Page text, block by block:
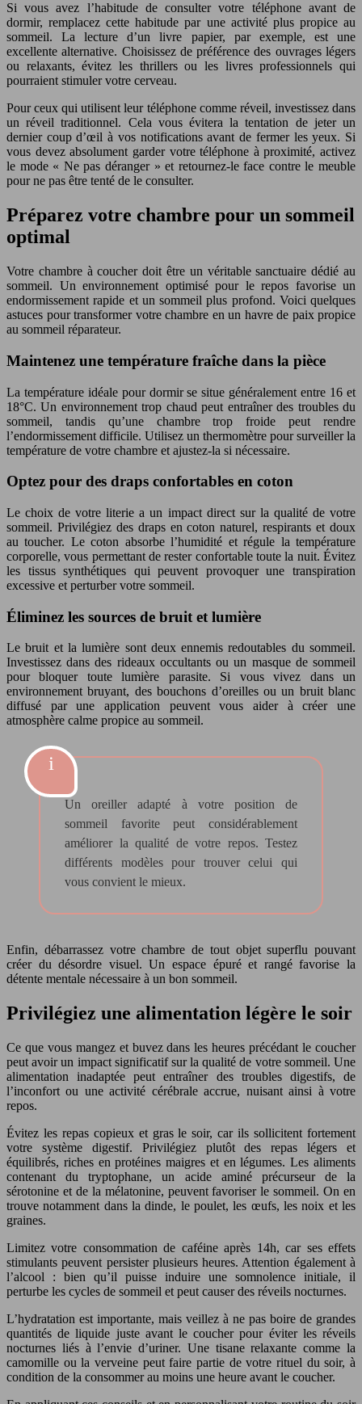
Si vous avez l’habitude de consulter votre téléphone avant de
dormir, remplacez cette habitude par une activité plus propice au
sommeil. La lecture d’un livre papier, par exemple, est une
excellente alternative. Choisissez de préférence des ouvrages légers
ou relaxants, évitez les thrillers ou les livres professionnels qui
pourraient stimuler votre cerveau.
Pour ceux qui utilisent leur téléphone comme réveil, investissez dans
un réveil traditionnel. Cela vous évitera la tentation de jeter un
dernier coup d’œil à vos notifications avant de fermer les yeux. Si
vous devez absolument garder votre téléphone à proximité, activez
le mode « Ne pas déranger » et retournez-le face contre le meuble
pour ne pas être tenté de le consulter.
Préparez votre chambre pour un sommeil
optimal
Votre chambre à coucher doit être un véritable sanctuaire dédié au
sommeil. Un environnement optimisé pour le repos favorise un
endormissement rapide et un sommeil plus profond. Voici quelques
astuces pour transformer votre chambre en un havre de paix propice
au sommeil réparateur.
Maintenez une température fraîche dans la pièce
La température idéale pour dormir se situe généralement entre 16 et
18°C. Un environnement trop chaud peut entraîner des troubles du
sommeil, tandis qu’une chambre trop froide peut rendre
l’endormissement difficile. Utilisez un thermomètre pour surveiller la
température de votre chambre et ajustez-la si nécessaire.
Optez pour des draps confortables en coton
Le choix de votre literie a un impact direct sur la qualité de votre
sommeil. Privilégiez des draps en coton naturel, respirants et doux
au toucher. Le coton absorbe l’humidité et régule la température
corporelle, vous permettant de rester confortable toute la nuit. Évitez
les tissus synthétiques qui peuvent provoquer une transpiration
excessive et perturber votre sommeil.
Éliminez les sources de bruit et lumière
Le bruit et la lumière sont deux ennemis redoutables du sommeil.
Investissez dans des rideaux occultants ou un masque de sommeil
pour bloquer toute lumière parasite. Si vous vivez dans un
environnement bruyant, des bouchons d’oreilles ou un bruit blanc
diffusé par une application peuvent vous aider à créer une
atmosphère calme propice au sommeil.
Un oreiller adapté à votre position de
sommeil favorite peut considérablement
améliorer la qualité de votre repos. Testez
différents modèles pour trouver celui qui
vous convient le mieux.
Enfin, débarrassez votre chambre de tout objet superflu pouvant
créer du désordre visuel. Un espace épuré et rangé favorise la
détente mentale nécessaire à un bon sommeil.
Privilégiez une alimentation légère le soir
Ce que vous mangez et buvez dans les heures précédant le coucher
peut avoir un impact significatif sur la qualité de votre sommeil. Une
alimentation inadaptée peut entraîner des troubles digestifs, de
l’inconfort ou une activité cérébrale accrue, nuisant ainsi à votre
repos.
Évitez les repas copieux et gras le soir, car ils sollicitent fortement
votre système digestif. Privilégiez plutôt des repas légers et
équilibrés, riches en protéines maigres et en légumes. Les aliments
contenant du tryptophane, un acide aminé précurseur de la
sérotonine et de la mélatonine, peuvent favoriser le sommeil. On en
trouve notamment dans la dinde, le poulet, les œufs, les noix et les
graines.
Limitez votre consommation de caféine après 14h, car ses effets
stimulants peuvent persister plusieurs heures. Attention également à
l’alcool : bien qu’il puisse induire une somnolence initiale, il
perturbe les cycles de sommeil et peut causer des réveils nocturnes.
L’hydratation est importante, mais veillez à ne pas boire de grandes
quantités de liquide juste avant le coucher pour éviter les réveils
nocturnes liés à l’envie d’uriner. Une tisane relaxante comme la
camomille ou la verveine peut faire partie de votre rituel du soir, à
condition de la consommer au moins une heure avant le coucher.